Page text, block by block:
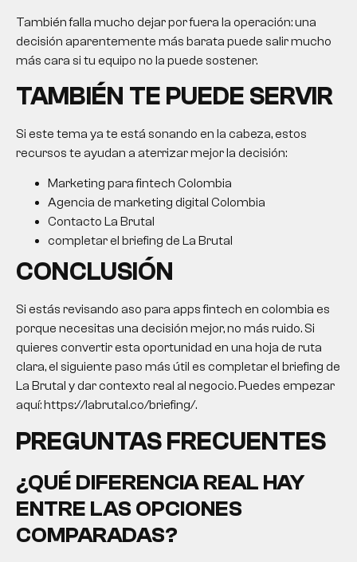
También falla mucho dejar por fuera la operación: una
decisión aparentemente más barata puede salir mucho
más cara si tu equipo no la puede sostener.
TAMBIÉN TE PUEDE SERVIR
Si este tema ya te está sonando en la cabeza, estos
recursos te ayudan a aterrizar mejor la decisión:
Marketing para fintech Colombia
Agencia de marketing digital Colombia
Contacto La Brutal
completar el briefing de La Brutal
CONCLUSIÓN
Si estás revisando aso para apps fintech en colombia es
porque necesitas una decisión mejor, no más ruido. Si
quieres convertir esta oportunidad en una hoja de ruta
clara, el siguiente paso más útil es completar el briefing de
La Brutal y dar contexto real al negocio. Puedes empezar
aquí: https://labrutal.co/briefing/.
PREGUNTAS FRECUENTES
¿QUÉ DIFERENCIA REAL HAY
ENTRE LAS OPCIONES
COMPARADAS?